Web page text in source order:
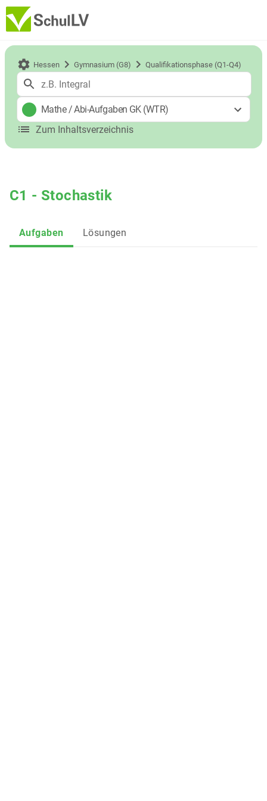
Hessen Gymnasium (G8) Qualifikationsphase (Q1-Q4)
Mathe/Abi-Aufgaben GK (WTR)
Zum Inhaltsverzeichnis
C1 - Stochastik
Aufgaben Lösungen